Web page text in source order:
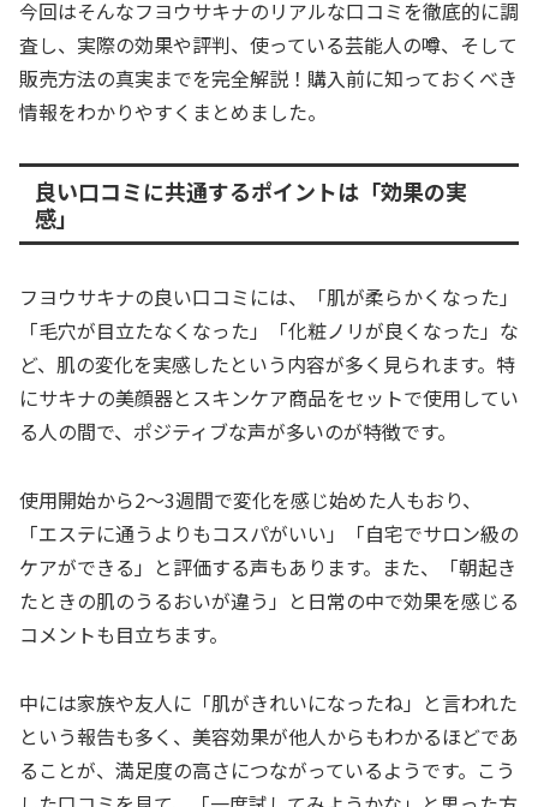
今回はそんなフヨウサキナのリアルな口コミを徹底的に調
査し、実際の効果や評判、使っている芸能人の噂、そして
販売方法の真実までを完全解説！購入前に知っておくべき
情報をわかりやすくまとめました。
良い口コミに共通するポイントは「効果の実
感」
フヨウサキナの良い口コミには、「肌が柔らかくなった」
「毛穴が目立たなくなった」「化粧ノリが良くなった」な
ど、肌の変化を実感したという内容が多く見られます。特
にサキナの美顔器とスキンケア商品をセットで使用してい
る人の間で、ポジティブな声が多いのが特徴です。
使用開始から2〜3週間で変化を感じ始めた人もおり、
「エステに通うよりもコスパがいい」「自宅でサロン級の
ケアができる」と評価する声もあります。また、「朝起き
たときの肌のうるおいが違う」と日常の中で効果を感じる
コメントも目立ちます。
中には家族や友人に「肌がきれいになったね」と言われた
という報告も多く、美容効果が他人からもわかるほどであ
ることが、満足度の高さにつながっているようです。こう